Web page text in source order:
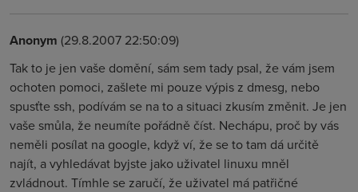
Anonym (29.8.2007 22:50:09)
Tak to je jen vaše domění, sám sem tady psal, že vám jsem
ochoten pomoci, zašlete mi pouze výpis z dmesg, nebo
spusťte ssh, podívám se na to a situaci zkusím změnit. Je jen
vaše smůla, že neumíte pořádně číst. Nechápu, proč by vás
neměli posílat na google, když ví, že se to tam dá určitě
najít, a vyhledávat byjste jako uživatel linuxu mněl
zvládnout. Tímhle se zaručí, že uživatel má patřičné